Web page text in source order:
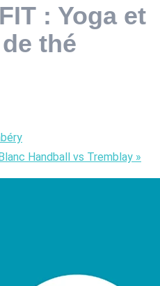
: Yoga et
thé
Handball vs Tremblay »